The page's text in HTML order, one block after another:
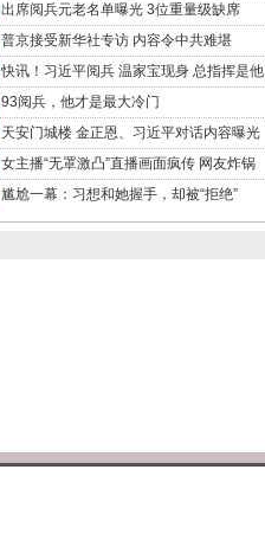
出席阅兵元老名单曝光 3位重量级缺席
普京接受新华社专访 内容令中共难堪
快讯！习近平阅兵 温家宝现身 总指挥是他
93阅兵，他才是最大冷门
天安门城楼 金正恩、习近平对话内容曝光
女主播“无罩激凸”直播画面疯传 网友炸锅
尴尬一幕：习想和她握手，却被“拒绝”